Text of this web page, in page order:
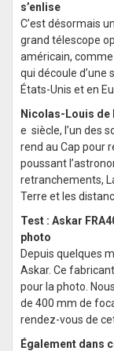
s’enlise
C’est désormais
grand télescope
américain,
qui découle
États-Unis et en
Nicolas-Louis de
e siècle, l’un des
rend au Cap pour
poussant
retranchements,
Terre et les
Test : Askar
photo
Depuis quelques
Askar. Ce
pour la photo.
de 400 mm de
rendez-vous de
Également dans